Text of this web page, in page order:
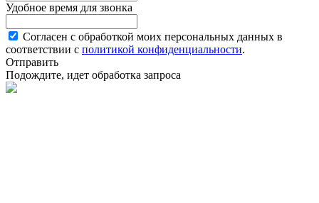
Удобное время для звонка
Согласен с обработкой моих персональных данных в
соответствии с политикой конфиденциальности.
Отправить
Подождите, идет обработка запроса